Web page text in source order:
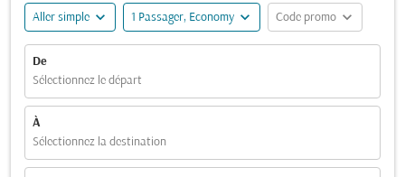
Aller simple expand_more 1 Passager, Economy expand_more Code promo expand_more
De
Sélectionnez le départ
À
Sélectionnez la destination